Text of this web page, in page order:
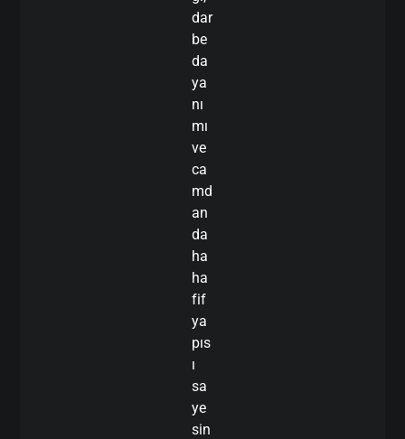
dar
be
da
ya
nı
mı
ve
ca
md
an
da
ha
ha
fif
ya
pıs
ı
sa
ye
sin